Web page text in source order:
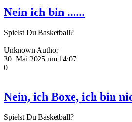
Nein ich bin ......
Spielst Du Basketball?
Unknown Author
30. Mai 2025 um 14:07
0
Nein, ich Boxe, ich bin
Spielst Du Basketball?